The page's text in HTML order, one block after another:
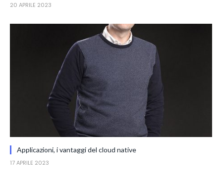
20 APRILE 2023
Applicazioni, i vantaggi del cloud native
17 APRILE 2023